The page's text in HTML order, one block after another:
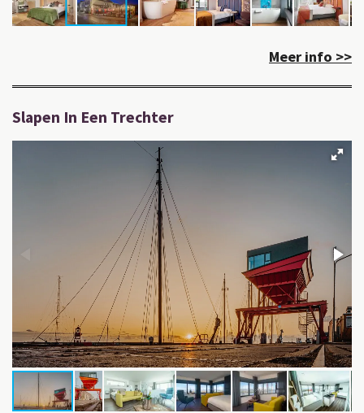
Meer info >>
Slapen In Een Trechter